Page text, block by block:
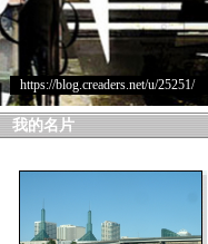
https://blog.creaders.net/u/25251/>
我的名片